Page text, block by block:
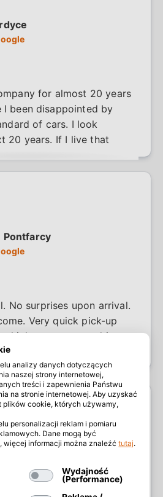
for almost 20 years
I been disappointed by
of cars. I look
20 years. If I live that
Pontfarcy
No surprises upon arrival.
Very quick pick-up
was easy to drive
(208). No
it."
analizy danych dotyczących
naszej strony internetowej,
treści i zapewnienia Państwu
na stronie internetowej. Aby uzyskać
plików cookie, których używamy,
personalizacji reklam i pomiaru
Dane mogą być
więcej informacji można znaleźćtutaj.
Wydajność
(Performance)